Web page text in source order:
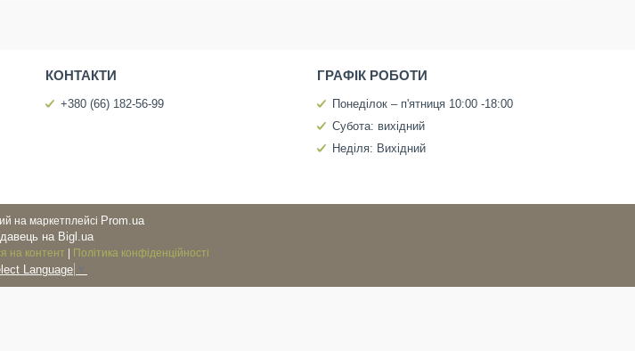
КОНТАКТИ
+380 (66) 182-56-99
ГРАФІК РОБОТИ
Понеділок – п'ятниця 10:00 -18:00
Субота: вихідний
Неділя: Вихідний
на маркетплейсі Prom.ua
на Bigl.ua
на контент Політика конфіденційності
Language